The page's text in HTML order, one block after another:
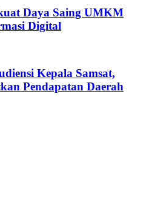
Daya Saing UMKM
Digital
Kepala Samsat,
Pendapatan Daerah